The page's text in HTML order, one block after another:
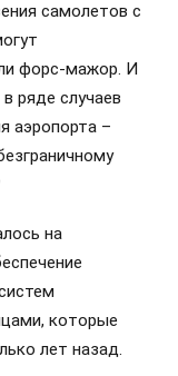
самолетов с
форс-мажор. И
ряде случаев
аэропорта –
на
которые
лет назад.